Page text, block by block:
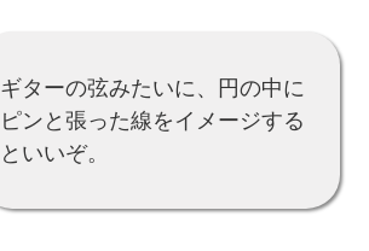
ギターの弦みたいに、円の中に
ピンと張った線をイメージする
といいぞ。